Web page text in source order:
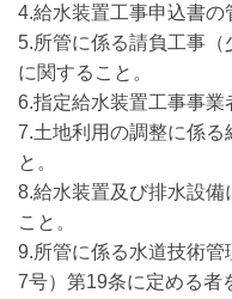
4.給水装置工事申込書の
5.所管に係る請負工事
に関すること。
6.指定給水装置工事事業
7.土地利用の調整に係る
と。
8.給水装置及び排水設
こと。
9.所管に係る水道技術
7号）第19条に定める者